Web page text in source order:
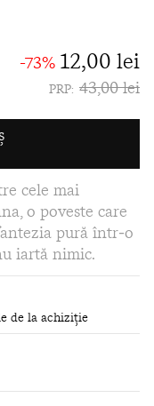
-73% 12,00 lei
PRP: 43,00 lei
cele mai
o poveste care
pură într‑o
iartă nimic.
de la achiziție